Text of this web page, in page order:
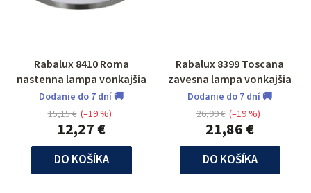
Rabalux 8410 Roma
nastenna lampa vonkajšia
Dodanie do 7 dní 🚚
12,27 €
15,15 € (–19 %)
DO KOŠÍKA
Rabalux 8399 Toscana
zavesna lampa vonkajšia
Dodanie do 7 dní 🚚
21,86 €
26,99 € (–19 %)
DO KOŠÍKA